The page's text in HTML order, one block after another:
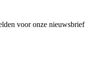
voor onze nieuwsbrief